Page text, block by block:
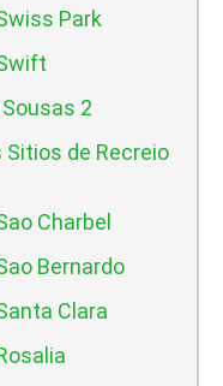
Park
2
de Recreio
Charbel
Bernardo
Clara